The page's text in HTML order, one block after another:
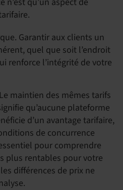
Garantir aux clients un
quel que soit l’endroit
renforce l’intégrité de votre
maintien des mêmes tarifs
qu’aucune plateforme
d’un avantage tarifaire,
de concurrence
pour comprendre
plus rentables pour votre
différences de prix ne